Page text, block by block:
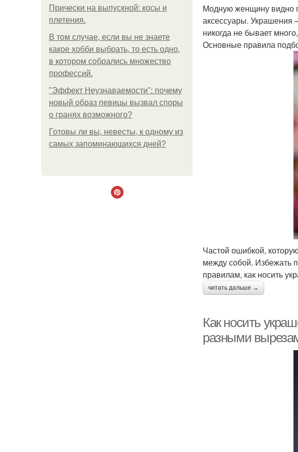
Прически на выпускной: косы и
плетения.
В том случае, если вы не знаете
какое хобби выбрать, то есть одно,
в котором собрались множество
профессий.
"Эффект Неузнаваемости": почему
новый образ певицы вызвал споры
о гранях возможного?
Готовы ли вы, невесты, к одному из
самых запоминающихся дней?
Модную женщину видно
аксессуары. Украшения
никогда не бывает
Основные правила
Частой ошибкой,
между собой. Избежать
правилам, как носить
читать дальше →
Как носить
разными